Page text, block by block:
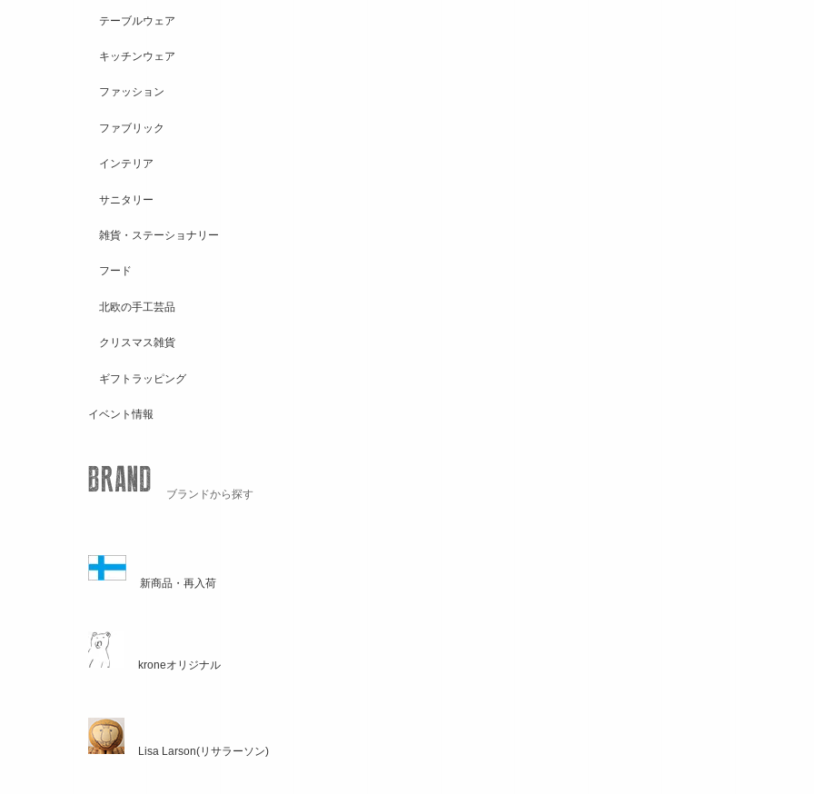
テーブルウェア
キッチンウェア
ファッション
ファブリック
インテリア
サニタリー
雑貨・ステーショナリー
フード
北欧の手工芸品
クリスマス雑貨
ギフトラッピング
イベント情報
ブランドから探す
新商品・再入荷
kroneオリジナル
Lisa Larson(リサラーソン)